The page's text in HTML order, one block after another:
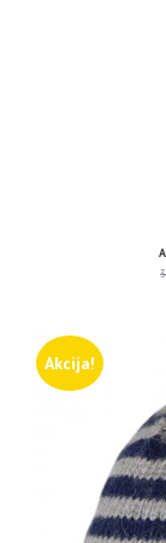
Akcija!